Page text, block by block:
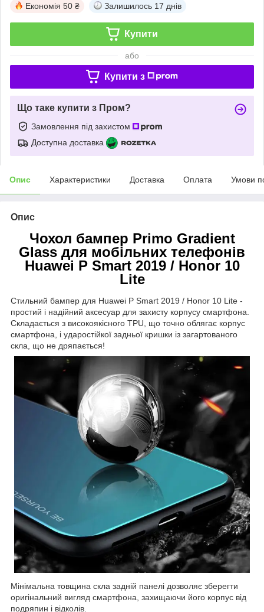
Економія 50 ₴ Залишилось 17 днів
Купити
або
Купити з
Що таке купити з Пром?
Замовлення під захистом
Доступна доставка
Опис Характеристики Доставка Оплата Умови
Опис
Чохол бампер Primo Gradient
Glass для мобільних телефонів
Huawei P Smart 2019 / Honor 10
Lite
Стильний бампер для Huawei P Smart 2019 / Honor 10 Lite -
простий і надійний аксесуар для захисту корпусу смартфона.
Складається з високоякісного TPU, що точно облягає корпус
смартфона, і ударостійкої задньої кришки із загартованого
скла, що не дряпається!
Мінімальна товщина скла задній панелі дозволяє зберегти
оригінальний вигляд смартфона, захищаючи його корпус від
подряпин і відколів.